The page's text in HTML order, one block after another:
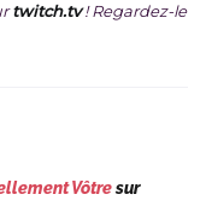
twitch.tv ! Regardez-le
Vôtresur